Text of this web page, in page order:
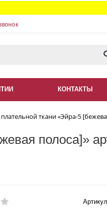
КОНТАКТЫ
ткани «Эйра-5
полоса]»